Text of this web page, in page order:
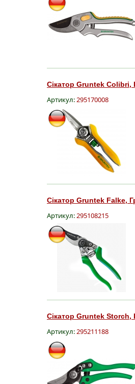
Сікатор Gruntek Colibri,
Артикул:295170008
Сікатор Gruntek Falke,
Артикул:295108215
Сікатор Gruntek Storch,
Артикул:295211188